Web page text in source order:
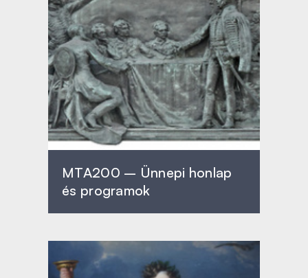
MTA200 – Ünnepi honlap
és programok